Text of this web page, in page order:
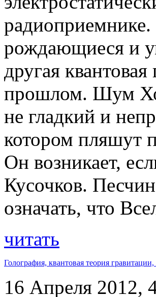
рождающиеся и
другая
прошлом. Шум
не гладкий и
котором пляшут
Он возникает,
Кусочков.
означать, что
читать
Голография, квантовая теория гравитации,
16 Апреля 2012,